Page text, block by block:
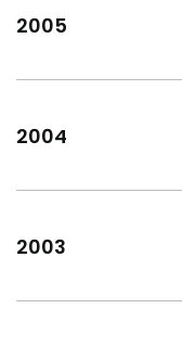
2005
2004
2003